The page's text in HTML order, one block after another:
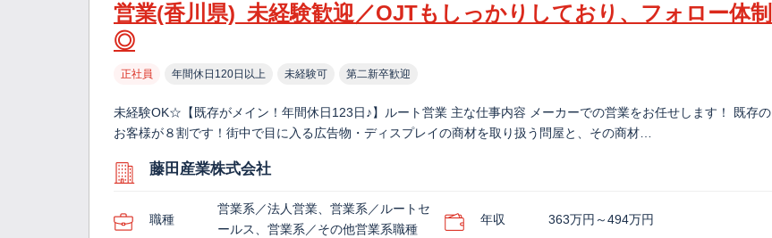
営業(香川県)_未経験歓迎／OJTもしっかりしており、フォロー体制
◎
正社員 年間休日120日以上 未経験可 第二新卒歓迎
未経験OK☆【既存がメイン！年間休日123日♪】ルート営業 主な仕事内容 メーカーでの営業をお任せします！ 既存の
お客様が８割です！街中で目に入る広告物・ディスプレイの商材を取り扱う問屋と、その商材…
藤田産業株式会社
職種
営業系／法人営業、営業系／ルートセ
ールス、営業系／その他営業系職種
年収 363万円～494万円